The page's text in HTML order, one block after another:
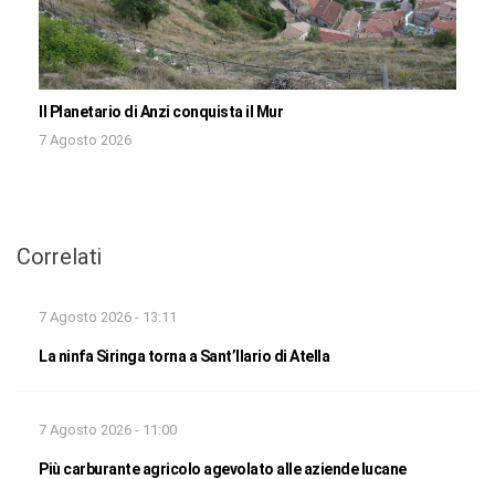
Il Planetario di Anzi conquista il Mur
7 Agosto 2026
Correlati
7 Agosto 2026 - 13:11
La ninfa Siringa torna a Sant’Ilario di Atella
7 Agosto 2026 - 11:00
Più carburante agricolo agevolato alle aziende lucane